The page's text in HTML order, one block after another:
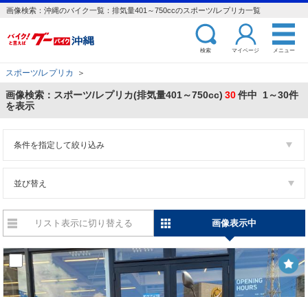
画像検索：沖縄のバイク一覧：排気量401～750ccのスポーツ/レプリカ一覧
検索 マイページ メニュー
スポーツ/レプリカ ＞
画像検索：スポーツ/レプリカ(排気量401～750cc) 30件中 1～30件
を表示
条件を指定して絞り込み
並び替え
リスト表示に切り替える 画像表示中